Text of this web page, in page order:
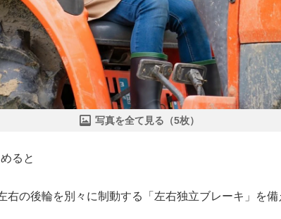
写真を全て見る（5枚）
ると
右の後輪を別々に制動する「左右独立ブレーキ」を備